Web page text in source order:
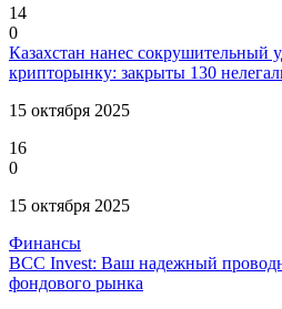
14
0
Казахстан нанес сокрушительный
крипторынку: закрыты 130
15 октября 2025
16
0
15 октября 2025
Финансы
BCC Invest: Ваш надежный
фондового рынка